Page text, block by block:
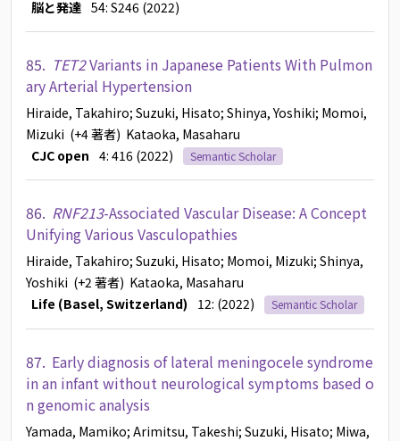
脳と発達 54: S246 (2022)
85. TET2Variants in Japanese Patients With Pulmon
ary Arterial Hypertension
Hiraide, Takahiro; Suzuki, Hisato; Shinya, Yoshiki; Momoi,
Mizuki (+4 著者) Kataoka, Masaharu
CJC open 4: 416 (2022) Semantic Scholar
86. RNF213-Associated Vascular Disease: A Concept
Unifying Various Vasculopathies
Hiraide, Takahiro; Suzuki, Hisato; Momoi, Mizuki; Shinya,
Yoshiki (+2 著者) Kataoka, Masaharu
Life (Basel, Switzerland)
12: (2022) Semantic Scholar
87. Early diagnosis of lateral meningocele syndrome
in an infant without neurological symptoms based o
n genomic analysis
Yamada, Mamiko; Arimitsu, Takeshi; Suzuki, Hisato; Miwa,